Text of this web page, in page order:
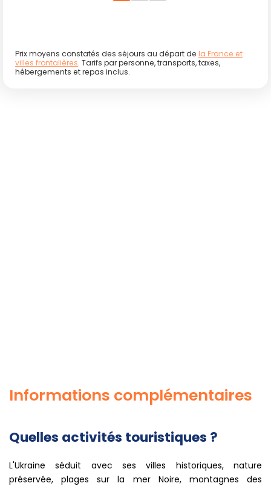
Prix moyens constatés des séjours au départ de la France et
villes frontalières. Tarifs par personne, transports, taxes,
hébergements et repas inclus.
Informations complémentaires
Quelles activités touristiques ?
L'Ukraine séduit avec ses villes historiques, nature
préservée, plages sur la mer Noire, montagnes des